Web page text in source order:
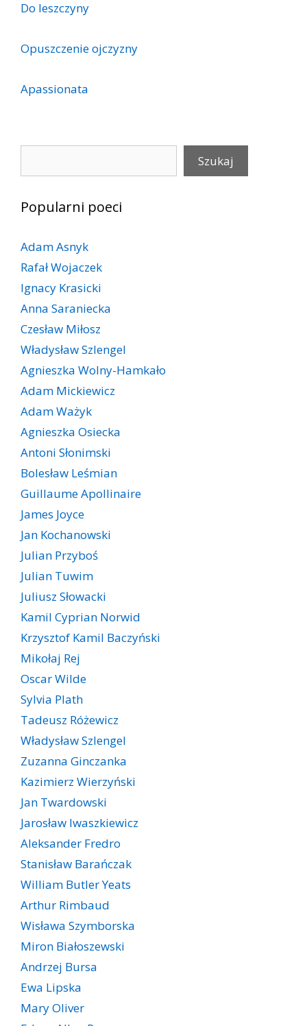
Do leszczyny
Opuszczenie ojczyzny
Apassionata
Szukaj
Popularni poeci
Adam Asnyk
Rafał Wojaczek
Ignacy Krasicki
Anna Saraniecka
Czesław Miłosz
Władysław Szlengel
Agnieszka Wolny-Hamkało
Adam Mickiewicz
Adam Ważyk
Agnieszka Osiecka
Antoni Słonimski
Bolesław Leśmian
Guillaume Apollinaire
James Joyce
Jan Kochanowski
Julian Przyboś
Julian Tuwim
Juliusz Słowacki
Kamil Cyprian Norwid
Krzysztof Kamil Baczyński
Mikołaj Rej
Oscar Wilde
Sylvia Plath
Tadeusz Różewicz
Władysław Szlengel
Zuzanna Ginczanka
Kazimierz Wierzyński
Jan Twardowski
Jarosław Iwaszkiewicz
Aleksander Fredro
Stanisław Barańczak
William Butler Yeats
Arthur Rimbaud
Wisława Szymborska
Miron Białoszewski
Andrzej Bursa
Ewa Lipska
Mary Oliver